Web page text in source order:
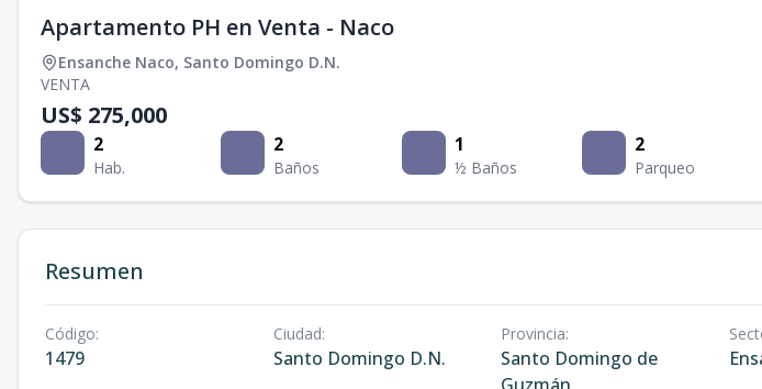
Apartamento PH en Venta - Naco
Ensanche Naco, Santo Domingo D.N.
VENTA
US$ 275,000
2
Hab.
2
Baños
1
½ Baños
2
Parqueo
Resumen
Código:
1479
Ciudad:
Santo Domingo D.N.
Provincia:
Santo Domingo de